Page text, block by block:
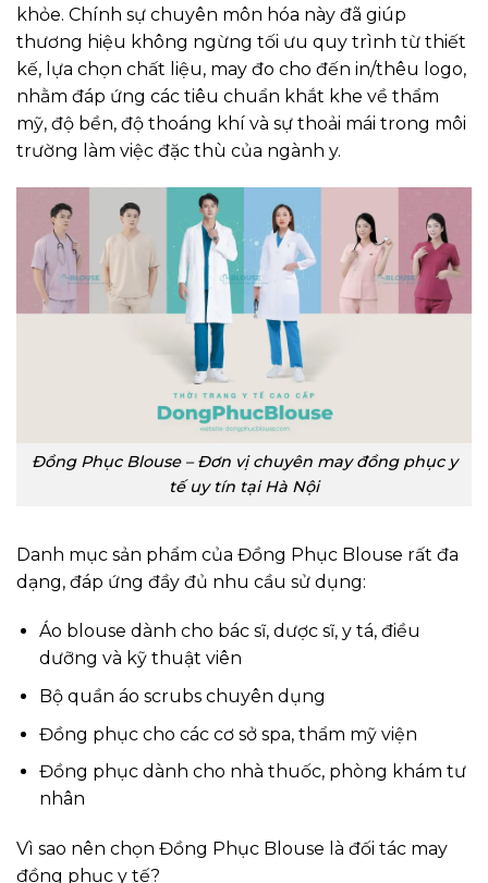
khỏe. Chính sự chuyên môn hóa này đã giúp
thương hiệu không ngừng tối ưu quy trình từ thiết
kế, lựa chọn chất liệu, may đo cho đến in/thêu logo,
nhằm đáp ứng các tiêu chuẩn khắt khe về thẩm
mỹ, độ bền, độ thoáng khí và sự thoải mái trong môi
trường làm việc đặc thù của ngành y.
Đồng Phục Blouse – Đơn vị chuyên may đồng phục y
tế uy tín tại Hà Nội
Danh mục sản phẩm của Đồng Phục Blouse rất đa
dạng, đáp ứng đầy đủ nhu cầu sử dụng:
Áo blouse dành cho bác sĩ, dược sĩ, y tá, điều
dưỡng và kỹ thuật viên
Bộ quần áo scrubs chuyên dụng
Đồng phục cho các cơ sở spa, thẩm mỹ viện
Đồng phục dành cho nhà thuốc, phòng khám tư
nhân
Vì sao nên chọn Đồng Phục Blouse là đối tác may
đồng phục y tế?